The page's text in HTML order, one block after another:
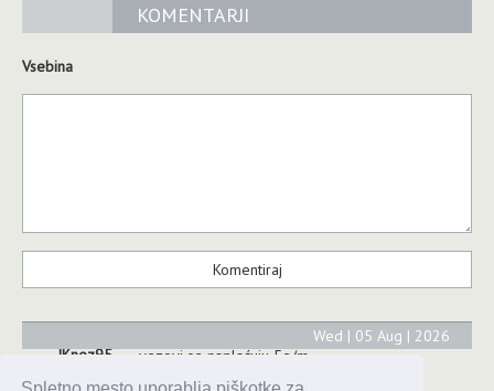
KOMENTARJI
Vsebina
IKnez95 vezovi se naplaćuju 5e/m
Wed | 05 Aug | 2026